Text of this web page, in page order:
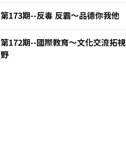
第173期--反毒 反霸～品德你我他
第172期--國際教育～文化交流拓視
野